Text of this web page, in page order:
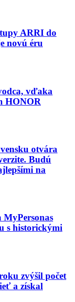
ARRI do
novú éru
vďaka
HONOR
otvára
Budú
na
s historickými
zvýšil počet
a získal